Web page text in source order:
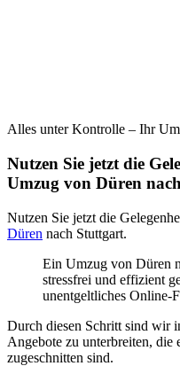
Alles unter Kontrolle – Ihr
Nutzen Sie jetzt die
Umzug von Düren
Nutzen Sie jetzt die
Düren nach Stuttgart.
Ein Umzug von Düren
stressfrei und effizient
unentgeltliches Online-
Durch diesen Schritt sind wir
Angebote zu unterbreiten,
zugeschnitten sind.